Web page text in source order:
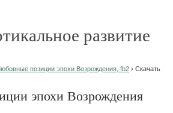
развитие
позиции эпохи Возрождения, fb2 › Скачать
эпохи Возрождения